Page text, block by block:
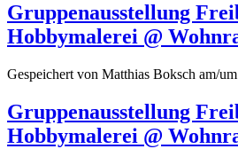
Gruppenausstellung
Hobbymalerei @
Gespeichert von Matthias Boksch am/
Gruppenausstellung
Hobbymalerei @